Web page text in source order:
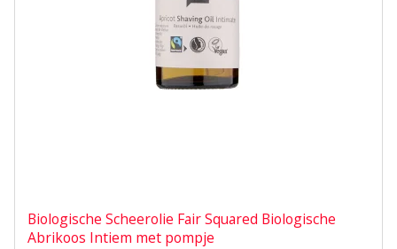
Biologische Scheerolie Fair Squared Biologische
Abrikoos Intiem met pompje